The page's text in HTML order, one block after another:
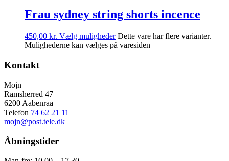
Frau sydney string shorts incence
450,00 kr. Vælg muligheder Dette vare har flere varianter.
Mulighederne kan vælges på varesiden
Kontakt
Mojn
Ramsherred 47
6200 Aabenraa
Telefon 74 62 21 11
mojn@post.tele.dk
Åbningstider